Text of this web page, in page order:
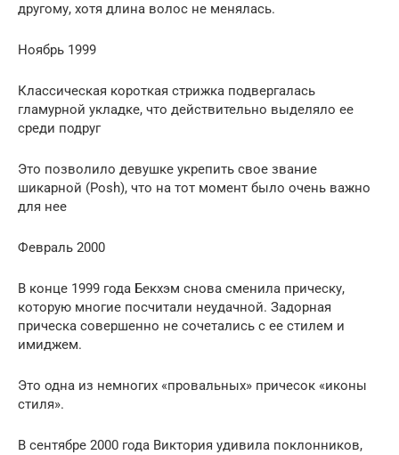
другому, хотя длина волос не менялась.
Ноябрь 1999
Классическая короткая стрижка подвергалась
гламурной укладке, что действительно выделяло ее
среди подруг
Это позволило девушке укрепить свое звание
шикарной (Рosh), что на тот момент было очень важно
для нее
Февраль 2000
В конце 1999 года Бекхэм снова сменила прическу,
которую многие посчитали неудачной. Задорная
прическа совершенно не сочетались с ее стилем и
имиджем.
Это одна из немногих «провальных» причесок «иконы
стиля».
В сентябре 2000 года Виктория удивила поклонников,